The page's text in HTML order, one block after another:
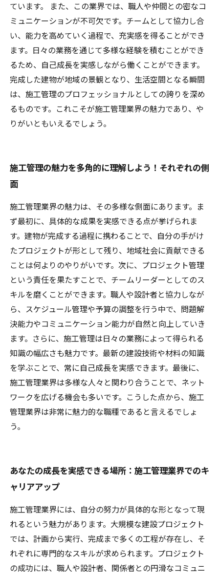
ています。 また、この業界では、職人や仲間との密なコ
ミュニケーションが不可欠です。チームとして協力し合
い、能力を高めていく過程で、充実感を得ることができ
ます。日々の業務を通じて多様な経験を積むことができ
るため、自己成長を実感しながら働くことができます。
完成した建物が地域の景観となり、生活空間となる瞬間
は、施工管理のプロフェッショナルとしての誇りを深め
るものです。これこそが施工管理業界の魅力であり、や
りがいともいえるでしょう。
施工管理の魅力を多角的に理解しよう！それぞれの側
面
施工管理業界の魅力は、その多様な側面にあります。ま
ず最初に、具体的な成果を実感できる点が挙げられま
す。建物が完成する過程に携わることで、自分の手がけ
たプロジェクトが形として残り、地域社会に貢献できる
ことは何よりのやりがいです。次に、プロジェクト管理
という責任を果たすことで、チームリーダーとしてのス
キルを磨くことができます。職人や設計者と協力しなが
ら、スケジュール管理や予算の調整を行う中で、問題解
決能力やコミュニケーション能力が自然と向上していき
ます。さらに、施工管理は日々の業務によって得られる
知識の幅広さも魅力です。最新の建設技術や材料の知識
を学ぶことで、常に自己成長を実感できます。最後に、
施工管理業界は多様な人々と関わり合うことで、ネット
ワークを広げる機会も多いです。こうした点から、施工
管理業界は非常に魅力的な職種であると言えるでしょ
う。
あなたの成長を実感できる場所：施工管理業界でのキ
ャリアアップ
施工管理業界には、自分の努力が具体的な形となって現
れるという魅力があります。大規模な建設プロジェクト
では、計画から実行、完成まで多くの工程が存在し、そ
れぞれに専門的なスキルが求められます。プロジェクト
の成功には、職人や設計者、関係者との円滑なコミュニ